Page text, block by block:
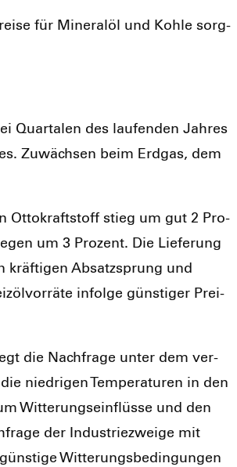
für Mine­ral­öl und Koh­le sorg­
Quar­ta­len des lau­fen­den Jah­res
Zuwäch­sen beim Erd­gas, dem
Otto­kraft­stoff stieg um gut 2 Pro­
um 3 Pro­zent. Die Lie­fe­rung
kräf­ti­gen Absatz­sprung und
infol­ge güns­ti­ger Prei­
die Nach­fra­ge unter dem ver­
nied­ri­gen Tem­pe­ra­tu­ren in den
Wit­te­rungs­ein­flüs­se und den
der Indus­trie­zwei­ge mit
Wit­te­rungs­be­din­gun­gen